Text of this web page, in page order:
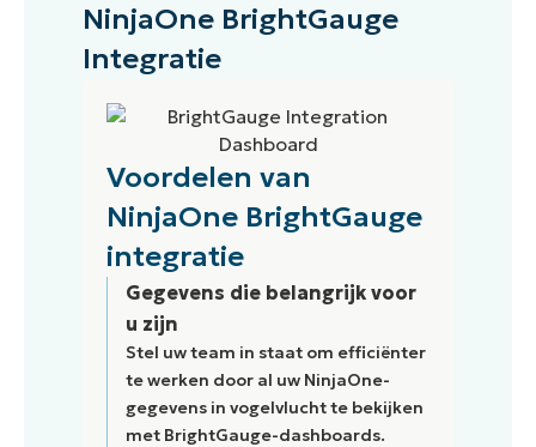
NinjaOne BrightGauge
Integratie
Voordelen van
NinjaOne BrightGauge
integratie
Gegevens die belangrijk voor
u zijn
Stel uw team in staat om efficiënter
te werken door al uw NinjaOne-
gegevens in vogelvlucht te bekijken
met BrightGauge-dashboards.